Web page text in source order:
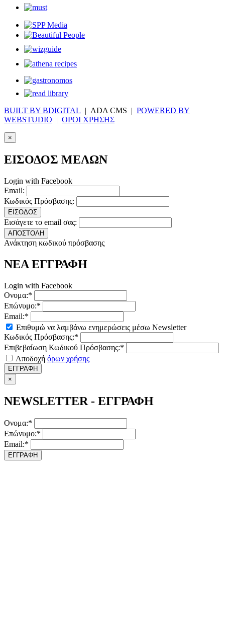
BUILT BY BDIGITAL | ADA CMS | POWERED BY
WEBSTUDIO | ΟΡΟΙ ΧΡΗΣΗΣ
×
ΕΙΣΟΔΟΣ ΜΕΛΩΝ
Login with Facebook
Email:
Κωδικός Πρόσβασης:
ΕΙΣΟΔΟΣ
Εισάγετε το email σας:
ΑΠΟΣΤΟΛΗ
Ανάκτηση κωδικού πρόσβασης
ΝΕΑ ΕΓΓΡΑΦΗ
Login with Facebook
Ονομα:*
Επώνυμο:*
Email:*
Επιθυμώ να λαμβάνω ενημερώσεις μέσω Newsletter
Κωδικός Πρόσβασης:*
Επιβεβαίωση Κωδικού Πρόσβασης:*
Αποδοχή όρων χρήσης
ΕΓΓΡΑΦΗ
×
NEWSLETTER - ΕΓΓΡΑΦΗ
Ονομα:*
Επώνυμο:*
Email:*
ΕΓΓΡΑΦΗ